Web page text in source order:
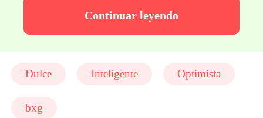
Continuar leyendo
Dulce Inteligente Optimista
bxg